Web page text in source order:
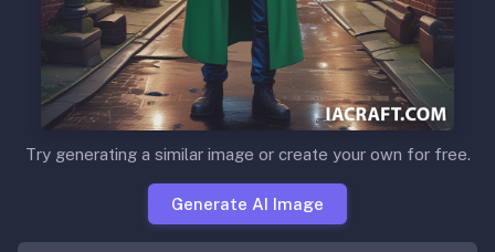
Try generating a similar image or create your own for free.
Generate AI Image